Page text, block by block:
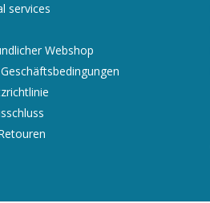
services
Webshop